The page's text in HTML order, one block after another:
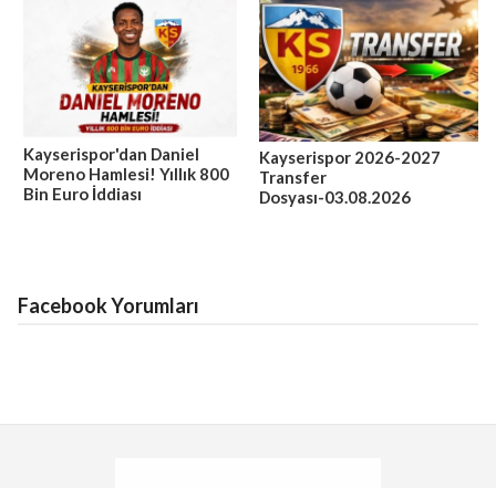
Kayserispor'dan Daniel
Moreno Hamlesi! Yıllık 800
Bin Euro İddiası
Kayserispor 2026-2027
Transfer
Dosyası-03.08.2026
Facebook Yorumları